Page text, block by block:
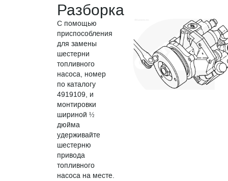
Разборка
С помощью
приспособления
для замены
шестерни
топливного
насоса, номер
по каталогу
4919109, и
монтировки
шириной ½
дюйма
удерживайте
шестерню
привода
топливного
насоса на месте.